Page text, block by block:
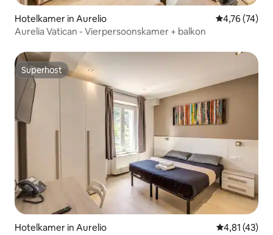
Hotelkamer in Aurelio Gemiddelde
4,76 (74)
Aurelia Vatican - Vierpersoonskamer + balkon
Superhost
Superhost
Hotelkamer in Aurelio Gemiddelde
4,81 (43)